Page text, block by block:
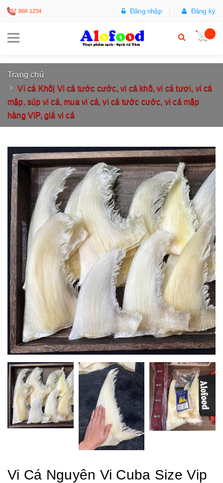
097.868.1234 Đăng nhập Đăng ký
Trang chủ
Vi cá Khô| Vi cá tước cước, vi cá khô, vi cá tươi, vi cá
mập, súp vi cá, mua vi cá, vi cá tước cước, vi cá mập
hàng VIP, giá vi cá
Vi Cá Nguyên Vi Cuba Size Vip